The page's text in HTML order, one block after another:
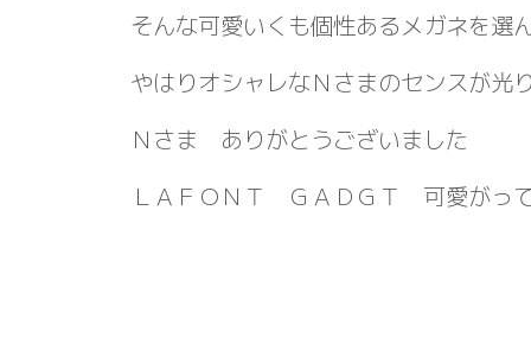
そんな可愛いくも個性あるメガネを選
やはりオシャレなＮさまのセンスが光
Ｎさま ありがとうございました
ＬＡＦＯＮＴ ＧＡＤＧＴ 可愛がっ